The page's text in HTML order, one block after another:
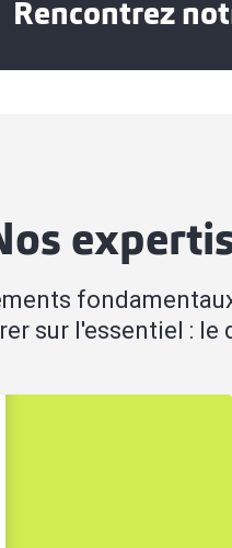
Rencontrez
sur l'essentiel :